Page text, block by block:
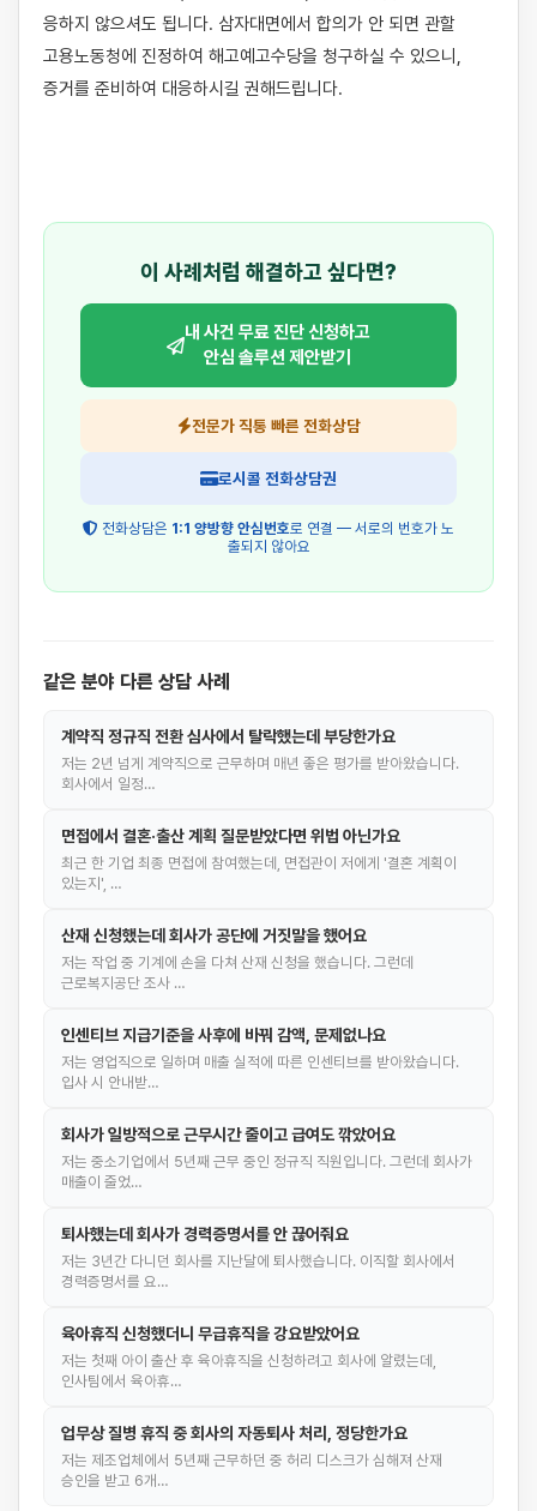
응하지 않으셔도 됩니다. 삼자대면에서 합의가 안 되면 관할
고용노동청에 진정하여 해고예고수당을 청구하실 수 있으니,
증거를 준비하여 대응하시길 권해드립니다.
이 사례처럼 해결하고 싶다면?
내 사건 무료 진단 신청하고
안심 솔루션 제안받기
전문가 직통 빠른 전화상담
로시콜 전화상담권
전화상담은 1:1 양방향 안심번호로 연결 — 서로의 번호가 노
출되지 않아요
같은 분야 다른 상담 사례
계약직 정규직 전환 심사에서 탈락했는데 부당한가요
저는 2년 넘게 계약직으로 근무하며 매년 좋은 평가를 받아왔습니다.
회사에서 일정…
면접에서 결혼·출산 계획 질문받았다면 위법 아닌가요
최근 한 기업 최종 면접에 참여했는데, 면접관이 저에게 '결혼 계획이
있는지', …
산재 신청했는데 회사가 공단에 거짓말을 했어요
저는 작업 중 기계에 손을 다쳐 산재 신청을 했습니다. 그런데
근로복지공단 조사 …
인센티브 지급기준을 사후에 바꿔 감액, 문제없나요
저는 영업직으로 일하며 매출 실적에 따른 인센티브를 받아왔습니다.
입사 시 안내받…
회사가 일방적으로 근무시간 줄이고 급여도 깎았어요
저는 중소기업에서 5년째 근무 중인 정규직 직원입니다. 그런데 회사가
매출이 줄었…
퇴사했는데 회사가 경력증명서를 안 끊어줘요
저는 3년간 다니던 회사를 지난달에 퇴사했습니다. 이직할 회사에서
경력증명서를 요…
육아휴직 신청했더니 무급휴직을 강요받았어요
저는 첫째 아이 출산 후 육아휴직을 신청하려고 회사에 알렸는데,
인사팀에서 육아휴…
업무상 질병 휴직 중 회사의 자동퇴사 처리, 정당한가요
저는 제조업체에서 5년째 근무하던 중 허리 디스크가 심해져 산재
승인을 받고 6개…